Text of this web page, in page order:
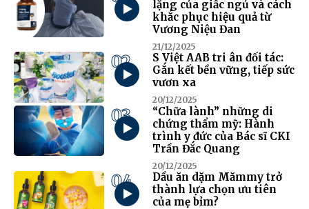
lặng của giấc ngủ và cách
khắc phục hiệu quả từ
Vương Niệu Đan
21/12/2025
02
S Việt AAB tri ân đối tác:
Gắn kết bền vững, tiếp sức
vươn xa
20/12/2025
03
“Chữa lành” những di
chứng thẩm mỹ: Hành
trình y đức của Bác sĩ CKI
Trần Đắc Quang
20/12/2025
04
Dầu ăn dặm Mămmy trở
thành lựa chọn ưu tiên
của mẹ bỉm?